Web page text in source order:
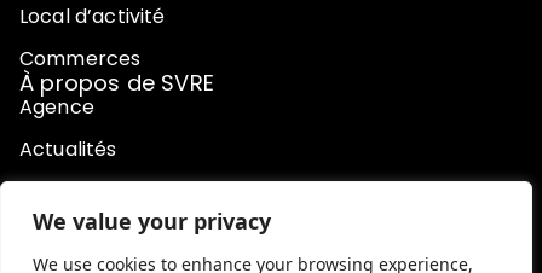
We value your privacy
We use cookies to enhance your browsing experience,
Local d’activité
Commerces
À propos de SVRE
Agence
Actualités
Honoraires